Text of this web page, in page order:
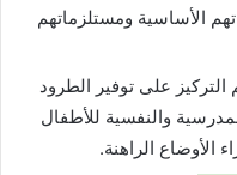
الأساسية ومستلزماتهم
التركيز على توفير الطرود
والنفسية للأطفال
الأوضاع الراهنة.